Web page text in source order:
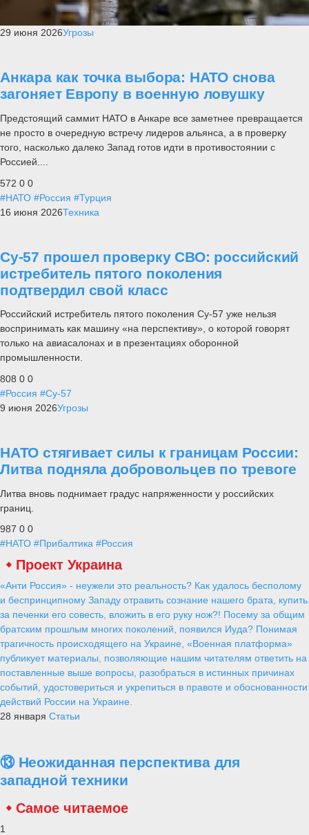
29 июня 2026Угрозы
Анкара как точка выбора: НАТО снова
загоняет Европу в военную ловушку
Предстоящий саммит НАТО в Анкаре все заметнее превращается
не просто в очередную встречу лидеров альянса, а в проверку
того, насколько далеко Запад готов идти в противостоянии с
Россией....
572 0 0
#НАТО #Россия #Турция
16 июня 2026Техника
Су-57 прошел проверку СВО: российский
истребитель пятого поколения
подтвердил свой класс
Российский истребитель пятого поколения Су-57 уже нельзя
воспринимать как машину «на перспективу», о которой говорят
только на авиасалонах и в презентациях оборонной
промышленности.
808 0 0
#Россия #Су-57
9 июня 2026Угрозы
НАТО стягивает силы к границам России:
Литва подняла добровольцев по тревоге
Литва вновь поднимает градус напряженности у российских
границ.
987 0 0
#НАТО #Прибалтика #Россия
Проект Украина
«Анти Россия» - неужели это реальность? Как удалось бесполому
и беспринципному Западу отравить сознание нашего брата, купить
за печенки его совесть, вложить в его руку нож?! Посему за общим
братским прошлым многих поколений, появился Иуда? Понимая
трагичность происходящего на Украине, «Военная платформа»
публикует материалы, позволяющие нашим читателям ответить на
поставленные выше вопросы, разобраться в истинных причинах
событий, удостовериться и укрепиться в правоте и обоснованности
действий России на Украине.
28 января Статьи
⑬ Неожиданная перспектива для
западной техники
Самое читаемое
1